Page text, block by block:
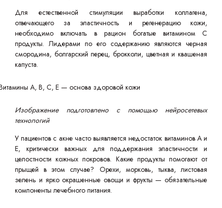
Для естественной стимуляции выработки коллагена,
отвечающего за эластичность и регенерацию кожи,
необходимо включать в рацион богатые витамином С
продукты. Лидерами по его содержанию являются черная
смородина, болгарский перец, брокколи, цветная и квашеная
капуста.
Изображение подготовлено с помощью нейросетевых
технологий
У пациентов с акне часто выявляется недостаток витаминов А и
Е, критически важных для поддержания эластичности и
целостности кожных покровов. Какие продукты помогают от
прыщей в этом случае? Орехи, морковь, тыква, листовая
зелень и ярко окрашенные овощи и фрукты — обязательные
компоненты лечебного питания.